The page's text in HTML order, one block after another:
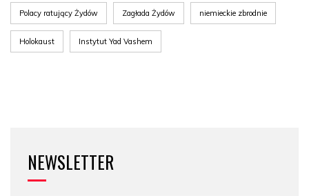
Polacy ratujący Żydów Zagłada Żydów niemieckie zbrodnie
Holokaust Instytut Yad Vashem
NEWSLETTER